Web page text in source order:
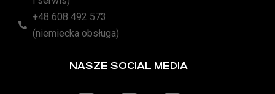
+48 608 492 573
(niemiecka obsługa)
NASZE SOCIAL MEDIA